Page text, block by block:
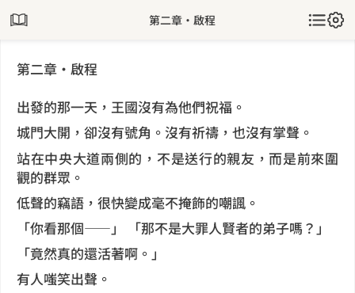
第二章・啟程
第二章・啟程
出發的那一天，王國沒有為他們祝福。
城門大開，卻沒有號角。沒有祈禱，也沒有掌聲。
站在中央大道兩側的，不是送行的親友，而是前來圍
觀的群眾。
低聲的竊語，很快變成毫不掩飾的嘲諷。
「你看那個——」 「那不是大罪人賢者的弟子嗎？」
「竟然真的還活著啊。」
有人嗤笑出聲。